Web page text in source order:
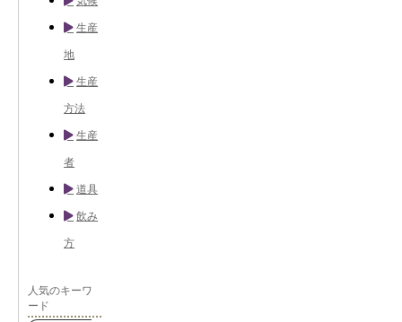
生産
地
生産
方法
生産
者
道具
飲み
方
人気のキーワ
ード